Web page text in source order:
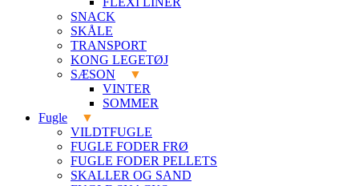
SNACK
SKÅLE
TRANSPORT
KONG LEGETØJ
SÆSON
VINTER
SOMMER
Fugle
VILDTFUGLE
FUGLE FODER FRØ
FUGLE FODER PELLETS
SKALLER OG SAND